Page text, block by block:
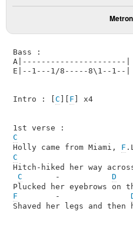
Bass :
A|----------------------|
E|--1---1/8-----8\1--1--|
Intro : [ C F ] x4
C
Holly came from Miami, F
C
Hitch-hiked her way
C
       -
D
F
        -
Shaved her legs and then